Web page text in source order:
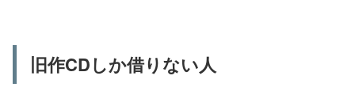
旧作CDしか借りない人